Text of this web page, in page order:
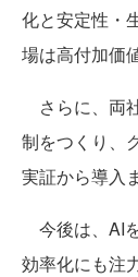
化と安定性・
場は高付加価
さらに、両
制をつくり、
実証から導入
今後は、AI
効率化にも注